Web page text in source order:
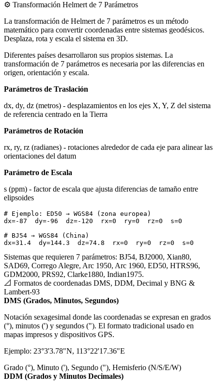
⚙️ Transformación Helmert de 7 Parámetros
La transformación de Helmert de 7 parámetros es un método
matemático para convertir coordenadas entre sistemas geodésicos.
Desplaza, rota y escala el sistema en 3D.
Diferentes países desarrollaron sus propios sistemas. La
transformación de 7 parámetros es necesaria por las diferencias en
origen, orientación y escala.
Parámetros de Traslación
dx, dy, dz (metros) - desplazamientos en los ejes X, Y, Z del sistema
de referencia centrado en la Tierra
Parámetros de Rotación
rx, ry, rz (radianes) - rotaciones alrededor de cada eje para alinear las
orientaciones del datum
Parámetro de Escala
s (ppm) - factor de escala que ajusta diferencias de tamaño entre
elipsoides
# Ejemplo: ED50 → WGS84 (zona europea)
dx=-87  dy=-96  dz=-120  rx=0  ry=0  rz=0  s=0
# BJ54 → WGS84 (China)
dx=31.4  dy=144.3  dz=74.8  rx=0  ry=0  rz=0  s=0
Sistemas que requieren 7 parámetros: BJ54, BJ2000, Xian80,
SAD69, Corrego Alegre, Arc 1950, Arc 1960, ED50, HTRS96,
GDM2000, PRS92, Clarke1880, Indian1975.
📐 Formatos de coordenadas DMS, DDM, Decimal y BNG &
Lambert-93
DMS (Grados, Minutos, Segundos)
Notación sexagesimal donde las coordenadas se expresan en grados
(°), minutos (') y segundos ("). El formato tradicional usado en
mapas impresos y dispositivos GPS.
Ejemplo: 23°3'3.78"N, 113°22'17.36"E
Grado (°), Minuto ('), Segundo ("), Hemisferio (N/S/E/W)
DDM (Grados y Minutos Decimales)